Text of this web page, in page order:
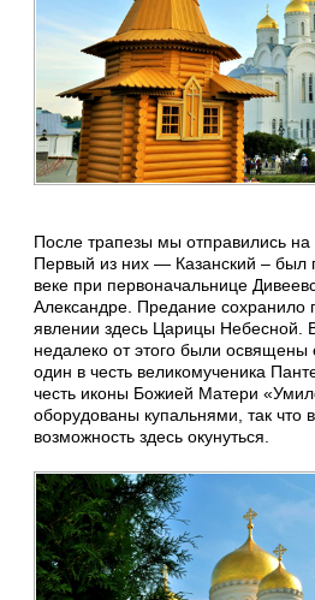
После трапезы мы отправились на
Первый из них — Казанский – был
веке при первоначальнице
Александре. Предание сохранило
явлении здесь Царицы Небесной.
недалеко от этого были освящены
один в честь великомученика
честь иконы Божией Матери
оборудованы купальнями, так
возможность здесь окунуться.